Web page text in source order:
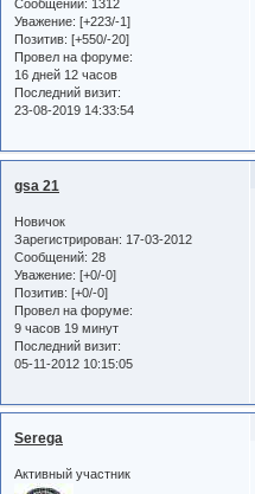
Сообщений: 1312
Уважение: [+223/-1]
Позитив: [+550/-20]
Провел на форуме:
16 дней 12 часов
Последний визит:
23-08-2019 14:33:54
gsa 21
Новичок
Зарегистрирован: 17-03-2012
Сообщений: 28
Уважение: [+0/-0]
Позитив: [+0/-0]
Провел на форуме:
9 часов 19 минут
Последний визит:
05-11-2012 10:15:05
Serega
Активный участник